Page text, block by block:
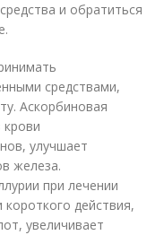
и обратиться
средствами,
Аскорбиновая
улучшает
железа.
при лечении
действия,
увеличивает